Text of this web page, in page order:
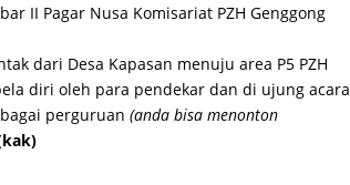
II Pagar Nusa Komisariat PZH Genggong
dari Desa Kapasan menuju area P5 PZH
diri oleh para pendekar dan di ujung acara
perguruan (anda bisa menonton